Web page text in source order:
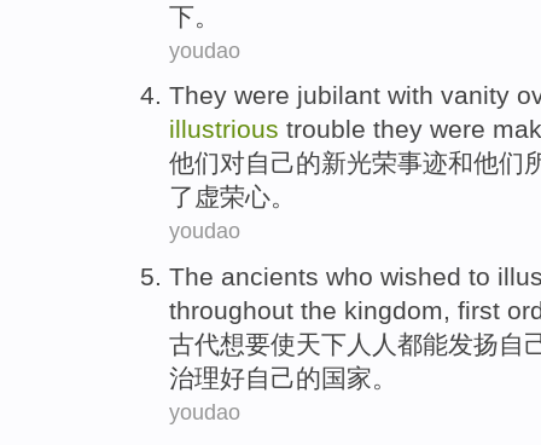
下 。
youdao
They were jubilant with vanity
illustrious trouble they were
他们对自己的新光荣事迹和他们
了虚荣心。
youdao
The ancients who wished to
throughout the kingdom, first
古代想要使天下人人都能发扬自
治理好自己的国家。
youdao